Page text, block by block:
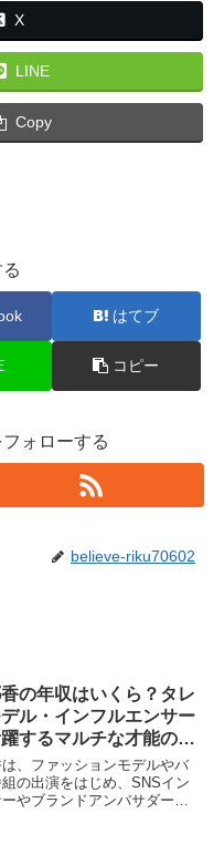
X
LINE
Copy
はてブ
コピー
ォローする
believe-riku70602
の年収はいくら？タレ
ル・インフルエンサー
するマルチな才能の収
く解説
、ファッションモデルやバ
の出演をはじめ、SNSイン
やブランドアンバサダーな